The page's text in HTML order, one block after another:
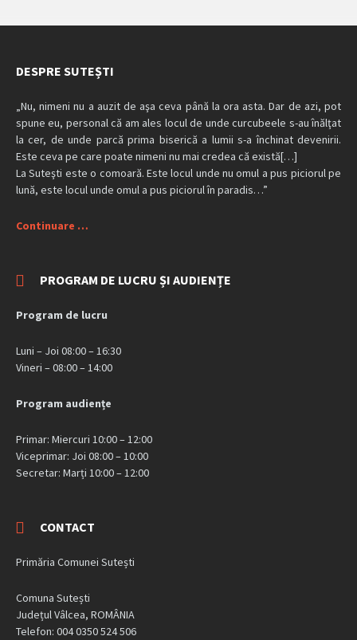
DESPRE SUTEȘTI
„Nu, nimeni nu a auzit de aşa ceva până la ora asta. Dar de azi, pot
spune eu, personal că am ales locul de unde curcubeele s-au înălţat
la cer, de unde parcă prima biserică a lumii s-a închinat devenirii.
Este ceva pe care poate nimeni nu mai credea că există[…]
La Suteşti este o comoară. Este locul unde nu omul a pus piciorul pe
lună, este locul unde omul a pus piciorul în paradis…”
Continuare …
PROGRAM DE LUCRU ȘI AUDIENȚE
Program de lucru
Luni – Joi 08:00 – 16:30
Vineri – 08:00 – 14:00
Program audiențe
Primar: Miercuri 10:00 – 12:00
Viceprimar: Joi 08:00 – 10:00
Secretar: Marți 10:00 – 12:00
CONTACT
Primăria Comunei Sutești
Comuna Sutești
Județul Vâlcea, ROMÂNIA
Telefon: 004 0350 524 506